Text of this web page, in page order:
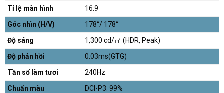
Tỉ lệ màn hình
16:9
Góc nhìn (H/V)
178°/ 178°
Độ sáng
1,300 cd/㎡ (HDR, Peak)
Độ phản hồi
0.03ms(GTG)
Tần số làm tươi
240Hz
Chuẩn màu
DCI-P3: 99%